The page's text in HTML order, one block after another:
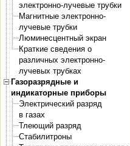
электронно-лучевые трубки
Магнитные электронно-
лучевые трубки
Люминесцентный экран
Краткие сведения о
различных электронно-
лучевых трубках
Газоразрядные и
индикаторные приборы
Электрический разряд
в газах
Тлеющий разряд
Стабилитроны